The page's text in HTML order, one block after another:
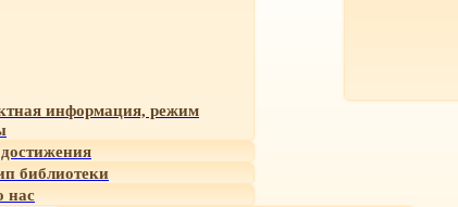
информация, режим
библиотеки
нас